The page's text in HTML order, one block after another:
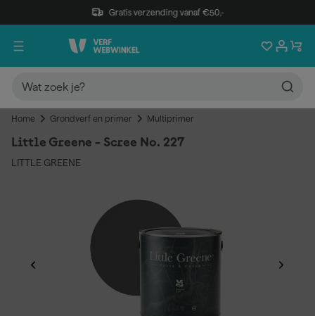
Gratis verzending vanaf €50,-
Home Grondverf en primer Multiprimer
Little Greene - Scree No. 227
LITTLE GREENE